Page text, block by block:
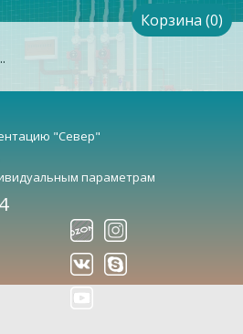
Корзина (0)
"Север"
параметрам
Север-М4+1
09Г2С)
совмещенный с
(арт. 1925089)